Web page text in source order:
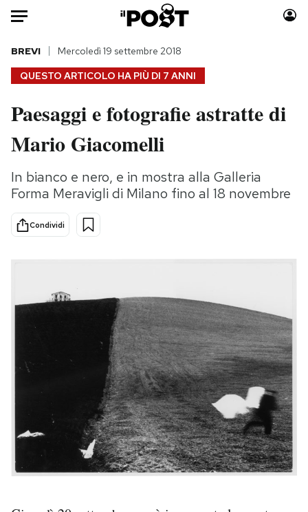
Auto
HOME
Italia
Politica
Tecnologia
Internet
Scienza
Cultura
Moda
Storie/Idee
Ok Boomer!
I MIEI PREFERITI
SHOP
QUESTO ARTICOLO HA PIÙ DI 7 ANNI
BREVI Mercoledì 19 settembre 2018
Paesaggi e fotografie astratte di
Mario Giacomelli
In bianco e nero, e in mostra alla Galleria
Forma Meravigli di Milano fino al 18 novembre
Condividi